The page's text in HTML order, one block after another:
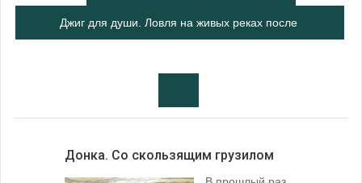
Джиг для души. Ловля на живых реках после
Донка. Со скользящим грузилом